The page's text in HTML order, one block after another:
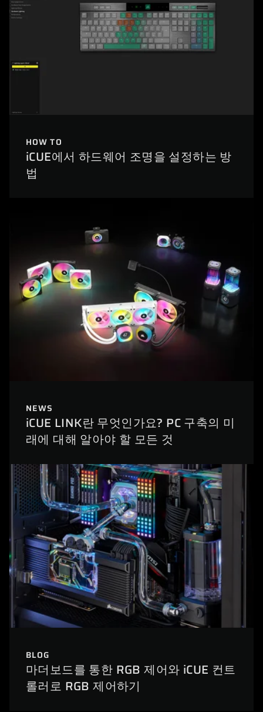
HOW TO
iCUE에서 하드웨어 조명을 설정하는 방
법
NEWS
iCUE LINK란 무엇인가요? PC 구축의 미
래에 대해 알아야 할 모든 것
BLOG
마더보드를 통한 RGB 제어와 iCUE 컨트
롤러로 RGB 제어하기